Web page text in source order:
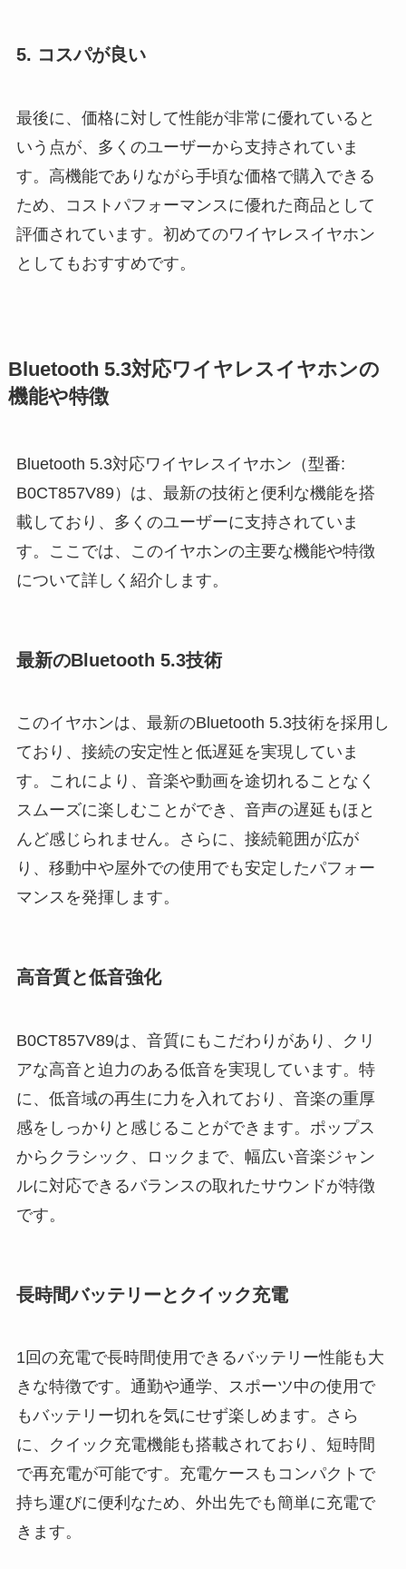
5. コスパが良い
最後に、価格に対して性能が非常に優れていると
いう点が、多くのユーザーから支持されていま
す。高機能でありながら手頃な価格で購入できる
ため、コストパフォーマンスに優れた商品として
評価されています。初めてのワイヤレスイヤホン
としてもおすすめです。
Bluetooth 5.3対応ワイヤレスイヤホンの
機能や特徴
Bluetooth 5.3対応ワイヤレスイヤホン（型番:
B0CT857V89）は、最新の技術と便利な機能を搭
載しており、多くのユーザーに支持されていま
す。ここでは、このイヤホンの主要な機能や特徴
について詳しく紹介します。
最新のBluetooth 5.3技術
このイヤホンは、最新のBluetooth 5.3技術を採用し
ており、接続の安定性と低遅延を実現していま
す。これにより、音楽や動画を途切れることなく
スムーズに楽しむことができ、音声の遅延もほと
んど感じられません。さらに、接続範囲が広が
り、移動中や屋外での使用でも安定したパフォー
マンスを発揮します。
高音質と低音強化
B0CT857V89は、音質にもこだわりがあり、クリ
アな高音と迫力のある低音を実現しています。特
に、低音域の再生に力を入れており、音楽の重厚
感をしっかりと感じることができます。ポップス
からクラシック、ロックまで、幅広い音楽ジャン
ルに対応できるバランスの取れたサウンドが特徴
です。
長時間バッテリーとクイック充電
1回の充電で長時間使用できるバッテリー性能も大
きな特徴です。通勤や通学、スポーツ中の使用で
もバッテリー切れを気にせず楽しめます。さら
に、クイック充電機能も搭載されており、短時間
で再充電が可能です。充電ケースもコンパクトで
持ち運びに便利なため、外出先でも簡単に充電で
きます。